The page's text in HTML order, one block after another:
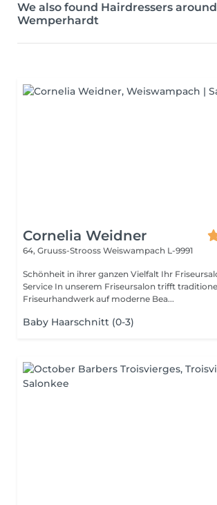
We also found Hairdressers around
Wemperhardt
Cornelia Weidner
64, Gruuss-Strooss Weiswampach L-9991
Schönheit in ihrer ganzen Vielfalt Ihr Friseursalon mit Rundum-
Service In unserem Friseursalon trifft traditionelles
Friseurhandwerk auf moderne Bea...
Baby Haarschnitt (0-3)